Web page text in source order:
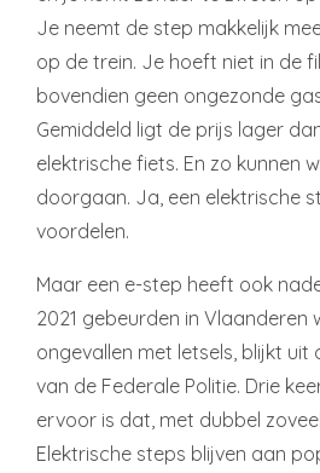
Je neemt de step makkelijk
op de trein. Je hoeft niet in de
bovendien geen ongezonde
Gemiddeld ligt de prijs lager
elektrische fiets. En zo kunnen
doorgaan. Ja, een elektrische
voordelen.
Maar een e-step heeft ook
2021 gebeurden in Vlaanderen
ongevallen met letsels, blijkt uit
van de Federale Politie. Drie
ervoor is dat, met dubbel
Elektrische steps blijven aan